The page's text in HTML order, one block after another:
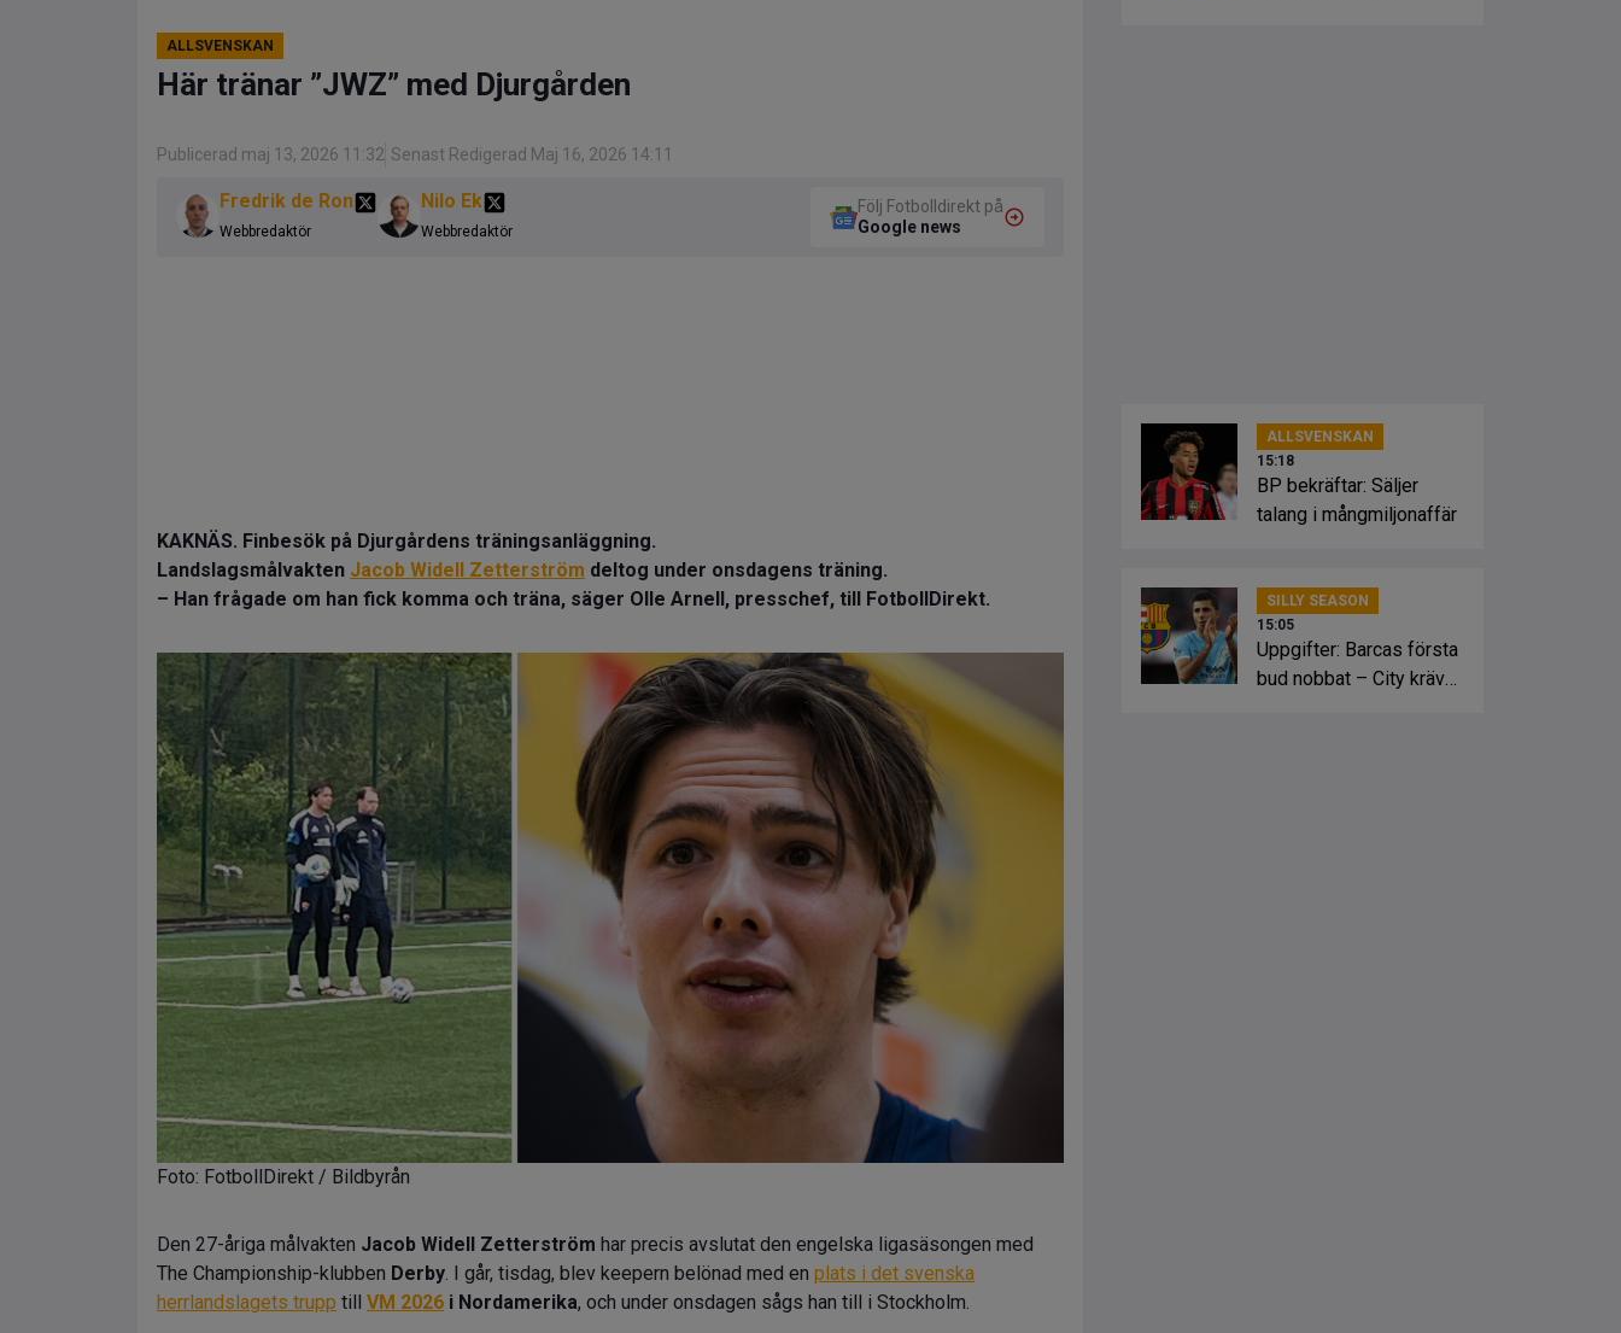
ALLSVENSKAN
Här tränar ”JWZ” med Djurgården
Publicerad maj 13, 2026 11:32 Senast Redigerad Maj 16, 2026 14:11
Fredrik de Ron
Webbredaktör
Nilo Ek
Webbredaktör
Följ Fotbolldirekt på
Google news
KAKNÄS. Finbesök på Djurgårdens träningsanläggning.
Landslagsmålvakten Jacob Widell Zetterström deltog under onsdagens träning.
– Han frågade om han fick komma och träna, säger Olle Arnell, presschef, till FotbollDirekt.
Foto: FotbollDirekt / Bildbyrån
Den 27-åriga målvakten Jacob Widell Zetterström har precis avslutat den engelska ligasäsongen med
The Championship-klubben Derby. I går, tisdag, blev keepern belönad med en plats i det svenska
herrlandslagets trupp till VM 2026 i Nordamerika, och under onsdagen sågs han till i Stockholm.
ALLSVENSKAN
15:18
BP bekräftar: Säljer
talang i mångmiljonaffär
SILLY SEASON
15:05
Uppgifter: Barcas första
bud nobbat – City kräver